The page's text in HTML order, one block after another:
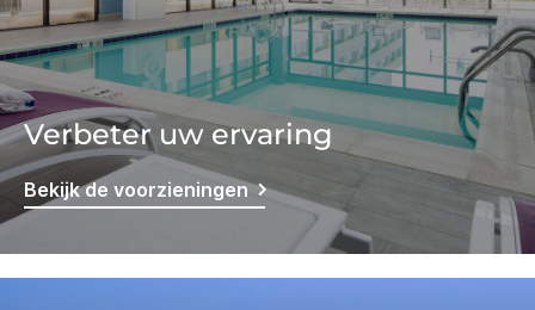
Verbeter uw ervaring
Bekijk de voorzieningen